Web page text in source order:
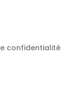
confidentialité